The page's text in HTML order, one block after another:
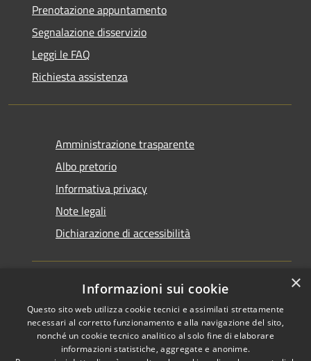
Prenotazione appuntamento
Segnalazione disservizio
Leggi le FAQ
Richiesta assistenza
Amministrazione trasparente
Albo pretorio
Informativa privacy
Note legali
Dichiarazione di accessibilità
RSS
Accessibilità
Copyright © 2026 • Comune di
Santarcangelo di Romagna •
Powered byMunicipium
×
Informazioni sui cookie
Questo sito web utilizza cookie tecnici e assimilati strettamente
necessari al corretto funzionamento e alla navigazione del sito,
nonché un cookie tecnico analitico al solo fine di elaborare
informazioni statistiche, aggregate e anonime.